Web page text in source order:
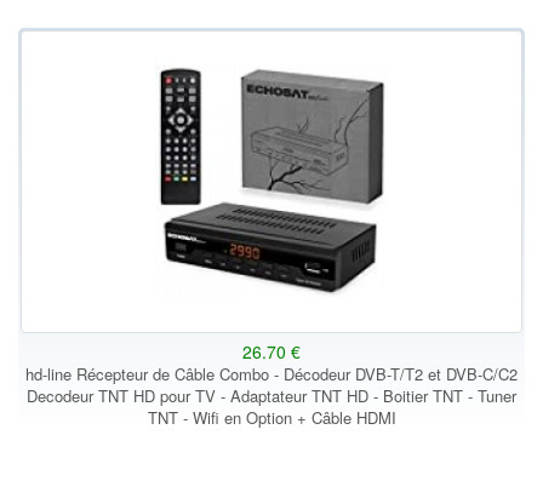
26.70 €
hd-line Récepteur de Câble Combo - Décodeur DVB-T/T2 et DVB-C/C2
Decodeur TNT HD pour TV - Adaptateur TNT HD - Boitier TNT - Tuner
TNT - Wifi en Option + Câble HDMI